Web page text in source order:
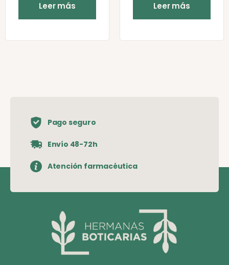
Leer más Leer más
Pago seguro
Envío 48-72h
Atención farmacéutica